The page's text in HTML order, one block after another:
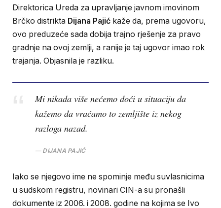
Direktorica Ureda za upravljanje javnom imovinom
Brčko distrikta Dijana Pajić kaže da, prema ugovoru,
ovo preduzeće sada dobija trajno rješenje za pravo
gradnje na ovoj zemlji, a ranije je taj ugovor imao rok
trajanja. Objasnila je razliku.
Mi nikada više nećemo doći u situaciju da
kažemo da vraćamo to zemljište iz nekog
razloga nazad.
DIJANA PAJIĆ
Iako se njegovo ime ne spominje među suvlasnicima
u sudskom registru, novinari CIN-a su pronašli
dokumente iz 2006. i 2008. godine na kojima se Ivo